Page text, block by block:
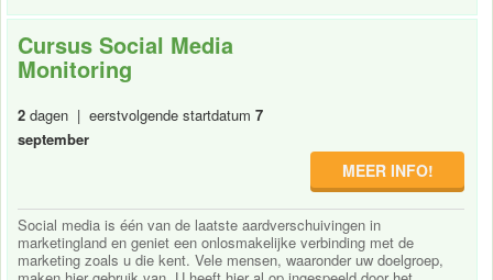
Cursus Social Media
Monitoring
2 dagen | eerstvolgende startdatum 7
september
MEER INFO!
Social media is één van de laatste aardverschuivingen in
marketingland en geniet een onlosmakelijke verbinding met de
marketing zoals u die kent. Vele mensen, waaronder uw doelgroep,